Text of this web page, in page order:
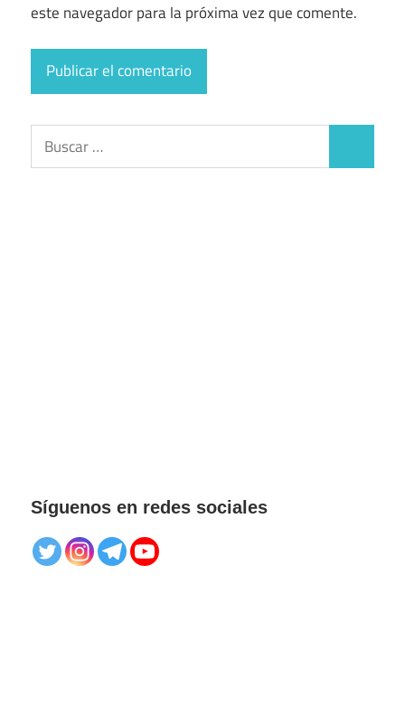
este navegador para la próxima vez que comente.
Buscar:
Síguenos en redes sociales